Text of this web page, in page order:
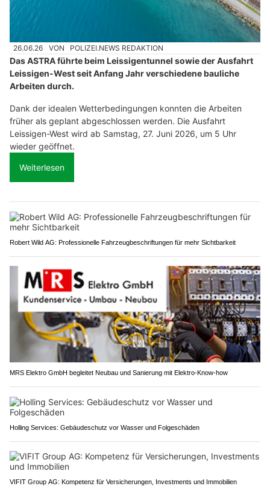
26.06.26 VON POLIZEI.NEWS REDAKTION
Das ASTRA führte beim Leissigentunnel sowie der Ausfahrt
Leissigen-West seit Anfang Jahr verschiedene bauliche
Arbeiten durch.
Dank der idealen Wetterbedingungen konnten die Arbeiten
früher als geplant abgeschlossen werden. Die Ausfahrt
Leissigen-West wird ab Samstag, 27. Juni 2026, um 5 Uhr
wieder geöffnet.
Weiterlesen
Robert Wild AG: Professionelle Fahrzeugbeschriftungen für mehr Sichtbarkeit
MRS Elektro GmbH begleitet Neubau und Sanierung mit Elektro-Know-how
Holling Services: Gebäudeschutz vor Wasser und Folgeschäden
VIFIT Group AG: Kompetenz für Versicherungen, Investments und Immobilien